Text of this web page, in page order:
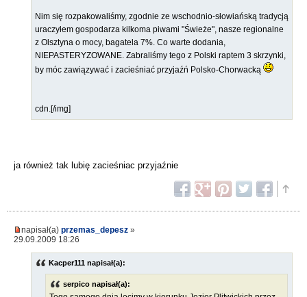
Nim się rozpakowaliśmy, zgodnie ze wschodnio-słowiańską tradycją
uraczyłem gospodarza kilkoma piwami "Świeże", nasze regionalne
z Olsztyna o mocy, bagatela 7%. Co warte dodania,
NIEPASTERYZOWANE. Zabraliśmy tego z Polski raptem 3 skrzynki,
by móc zawiązywać i zacieśniać przyjaźń Polsko-Chorwacką
cdn.[/img]
ja również tak lubię zacieśniac przyjaźnie
napisał(a) przemas_depesz »
29.09.2009 18:26
Kacper111 napisał(a):
serpico napisał(a):